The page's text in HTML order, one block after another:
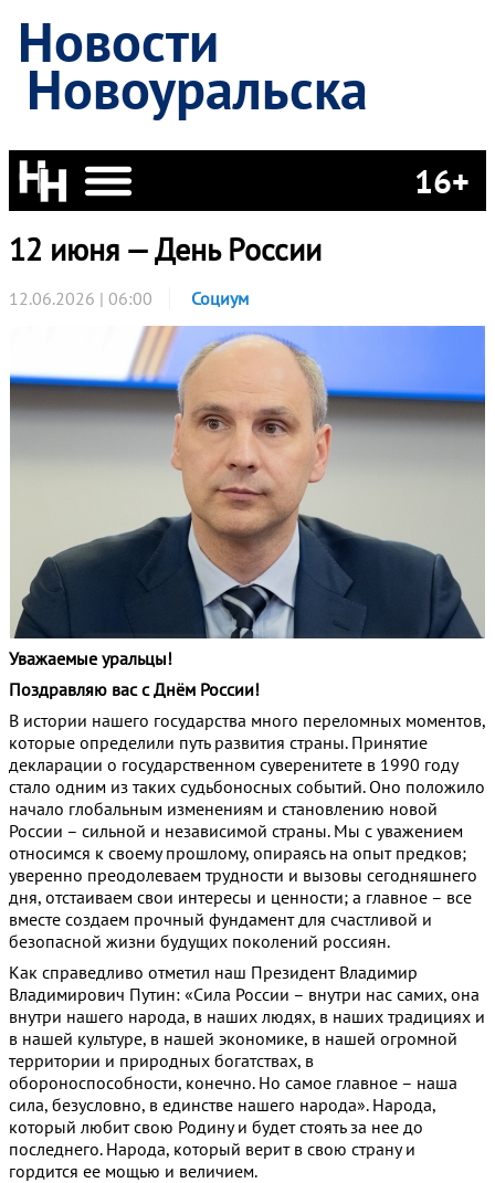
Новости
Новоуральска
16+
12 июня — День России
12.06.2026 | 06:00 Социум
Уважаемые уральцы!
Поздравляю вас с Днём России!
В истории нашего государства много переломных моментов,
которые определили путь развития страны. Принятие
декларации о государственном суверенитете в 1990 году
стало одним из таких судьбоносных событий. Оно положило
начало глобальным изменениям и становлению новой
России – сильной и независимой страны. Мы с уважением
относимся к своему прошлому, опираясь на опыт предков;
уверенно преодолеваем трудности и вызовы сегодняшнего
дня, отстаиваем свои интересы и ценности; а главное – все
вместе создаем прочный фундамент для счастливой и
безопасной жизни будущих поколений россиян.
Как справедливо отметил наш Президент Владимир
Владимирович Путин: «Сила России – внутри нас самих, она
внутри нашего народа, в наших людях, в наших традициях и
в нашей культуре, в нашей экономике, в нашей огромной
территории и природных богатствах, в
обороноспособности, конечно. Но самое главное – наша
сила, безусловно, в единстве нашего народа». Народа,
который любит свою Родину и будет стоять за нее до
последнего. Народа, который верит в свою страну и
гордится ее мощью и величием.